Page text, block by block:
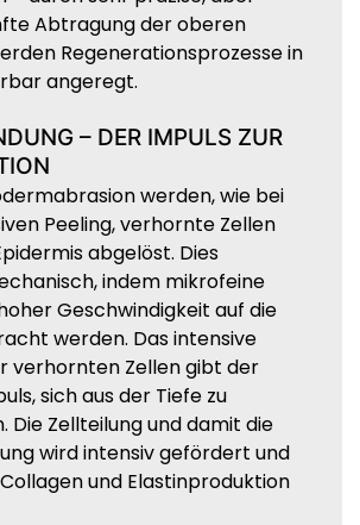
Abtragung der oberen
Regenerationsprozesse in
angeregt.
– DER IMPULS ZUR
werden, wie bei
Peeling, verhornte Zellen
abgelöst. Dies
indem mikrofeine
Geschwindigkeit auf die
werden. Das intensive
verhornten Zellen gibt der
sich aus der Tiefe zu
Die Zellteilung und damit die
wird intensiv gefördert und
und Elastinproduktion